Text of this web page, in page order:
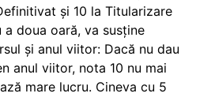
și 10 la Titularizare
a doua oară, va susține
și anul viitor: Dacă nu dau
anul viitor, nota 10 nu mai
mare lucru. Cineva cu 5